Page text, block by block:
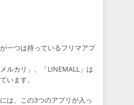
一つは持っているフリマアプ
ルカリ」、「LINEMALL」は
います。
は、この3つのアプリが入っ